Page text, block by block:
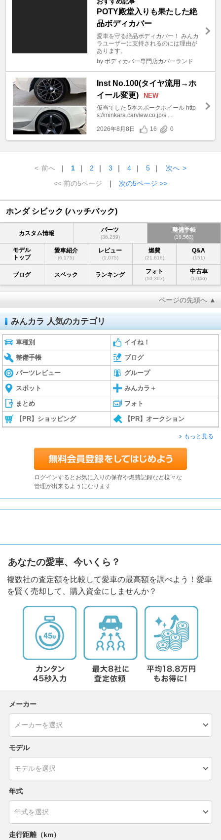
POTY殿堂入りも果たした絶
品ボディカバー
愛車を守る絶品ボディカバー！ みんカ
ラユーザーに支持されるのには理由が
あります。
by ボディカバー専門店カバーランド
Inst No.100(タイヤ流用→ホ
イール変更)
NEW
仮当てした 5本スポークホイール http
s://minkara.carview.co.jp/s ...
2026年8月8日
16 0
< 前へ ｜ 1 ｜ 2 ｜ 3 ｜ 4 ｜ 5 ｜ 次へ >
<< 前の5ページ
｜ 次の5ページ >>
ホンダ シビック (ハッチバック)
カスタム情報 パーツ
(36,259)
整備手帳
(18,563)
モデル
トップ
愛車紹介
(6,175)
レビュー
(1,075)
燃費
(21,616)
Q&A
(151)
ブログ スペック ランキング フォト
(10,303)
中古車
(1,046)
ページの先頭へ ▲
みんカラ 人気のカテゴリ
車種別 イイね！
整備手帳 ブログ
パーツレビュー グループ
スポット みんカラ＋
まとめ フォト
【PR】ショッピング 【PR】オークション
もっと見る
ログインするとお気に入りの保存や燃費記録など様々な
管理が出来るようになります
あなたの愛車、今いくら？
複数社の査定額を比較して愛車の最高額を調べよう！愛車
を賢く売却して、購入資金にしませんか？
メーカー
モデル
年式
走行距離（km）